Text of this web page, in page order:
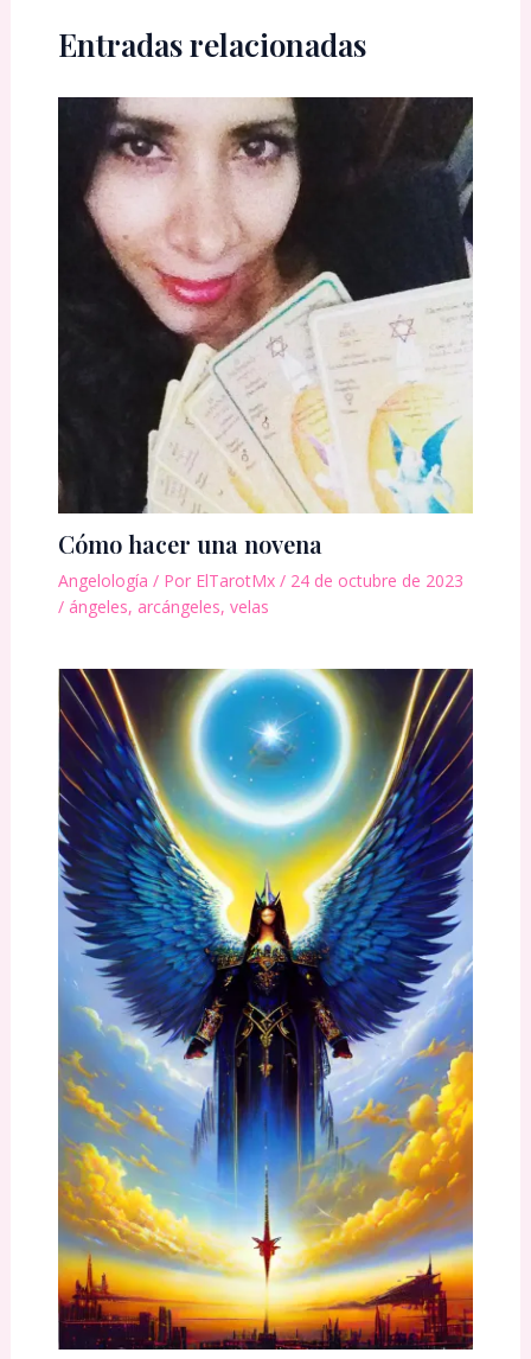
Entradas relacionadas
Cómo hacer una novena
Angelología / Por ElTarotMx / 24 de octubre de 2023
/ ángeles, arcángeles, velas